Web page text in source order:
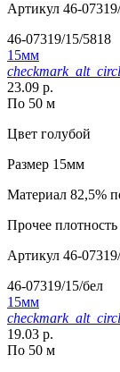
Артикул 46-
46-07319/15/5818
15мм
23.09 р.
По 50 м
Цвет голубой
Размер 15мм
Материал 82,5%
Прочее
Артикул 46-
46-07319/15/бел
15мм
19.03 р.
По 50 м